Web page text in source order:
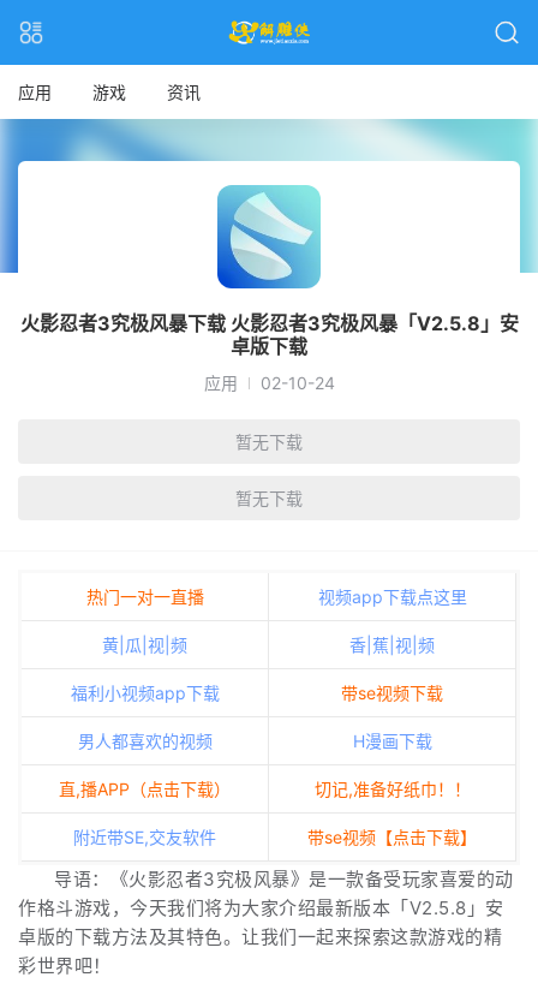
应用 游戏 资讯
火影忍者3究极风暴下载 火影忍者3究极风暴「V2.5.8」安
卓版下载
应用 02-10-24
暂无下载
暂无下载
热门一对一直播 视频app下载点这里
黄|瓜|视|频 香|蕉|视|频
福利小视频app下载 带se视频下载
男人都喜欢的视频 H漫画下载
直,播APP（点击下载） 切记,准备好纸巾！！
附近带SE,交友软件 带se视频【点击下载】
导语：《火影忍者3究极风暴》是一款备受玩家喜爱的动
作格斗游戏，今天我们将为大家介绍最新版本「V2.5.8」安
卓版的下载方法及其特色。让我们一起来探索这款游戏的精
彩世界吧！